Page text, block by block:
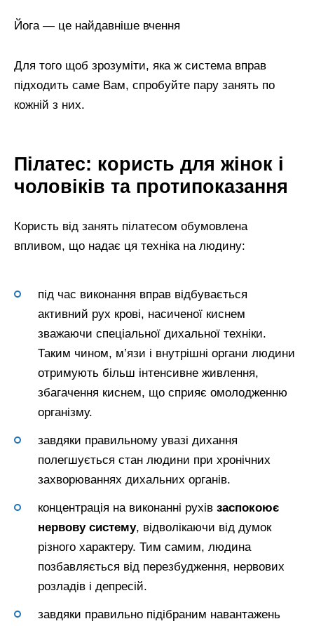
Йога — це найдавніше вчення
Для того щоб зрозуміти, яка ж система вправ
підходить саме Вам, спробуйте пару занять по
кожній з них.
Пілатес: користь для жінок і
чоловіків та протипоказання
Користь від занять пілатесом обумовлена
впливом, що надає ця техніка на людину:
під час виконання вправ відбувається
активний рух крові, насиченої киснем
зважаючи спеціальної дихальної техніки.
Таким чином, м’язи і внутрішні органи людини
отримують більш інтенсивне живлення,
збагачення киснем, що сприяє омолодженню
організму.
завдяки правильному увазі дихання
полегшується стан людини при хронічних
захворюваннях дихальних органів.
концентрація на виконанні рухів заспокоює
нервову систему, відволікаючи від думок
різного характеру. Тим самим, людина
позбавляється від перезбудження, нервових
розладів і депресій.
завдяки правильно підібраним навантажень